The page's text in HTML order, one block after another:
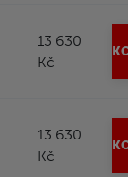
13 630
Kč
13 630
Kč